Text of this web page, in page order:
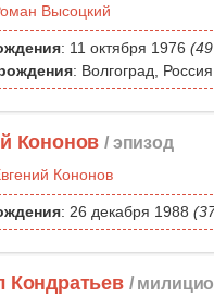
: 11 октября 1976 (49
: Волгоград,
Кононов / эпизод
: 26 декабря 1988
Кондратьев /